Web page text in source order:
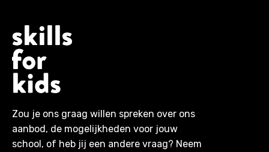
Zou je ons graag willen spreken over ons
aanbod, de mogelijkheden voor jouw
school, of heb jij een andere vraag? Neem